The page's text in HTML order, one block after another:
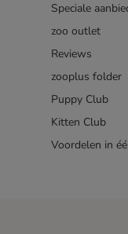
Speciale
zoo outlet
Reviews
zooplus folder
Puppy Club
Kitten Club
Voordelen in